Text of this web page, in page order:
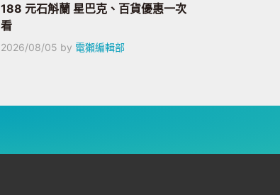
188 元石斛蘭 星巴克、百貨優惠一次
看
2026/08/05 by 電獺編輯部